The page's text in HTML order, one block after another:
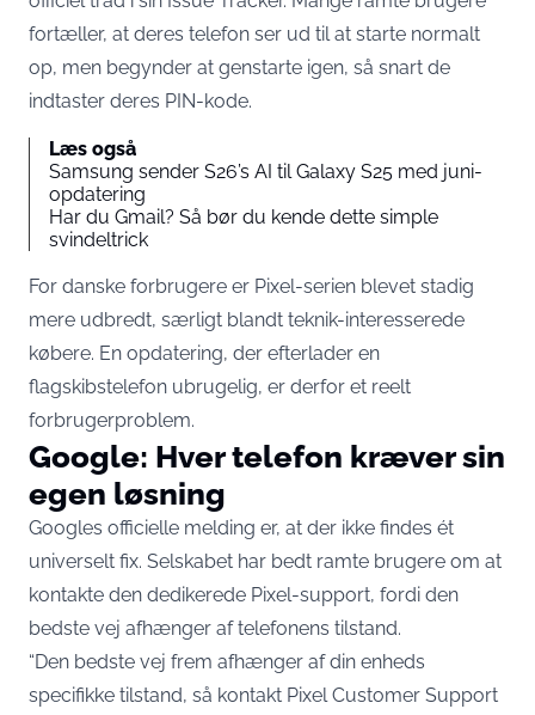
fortæller, at deres telefon ser ud til at starte normalt
op, men begynder at genstarte igen, så snart de
indtaster deres PIN-kode.
Læs også
Samsung sender S26’s AI til Galaxy S25 med juni-
opdatering
Har du Gmail? Så bør du kende dette simple
svindeltrick
For danske forbrugere er Pixel-serien blevet stadig
mere udbredt, særligt blandt teknik-interesserede
købere. En opdatering, der efterlader en
flagskibstelefon ubrugelig, er derfor et reelt
forbrugerproblem.
Google: Hver telefon kræver sin
egen løsning
Googles officielle melding er, at der ikke findes ét
universelt fix. Selskabet har bedt ramte brugere om at
kontakte den dedikerede Pixel-support, fordi den
bedste vej afhænger af telefonens tilstand.
“Den bedste vej frem afhænger af din enheds
specifikke tilstand, så kontakt Pixel Customer Support